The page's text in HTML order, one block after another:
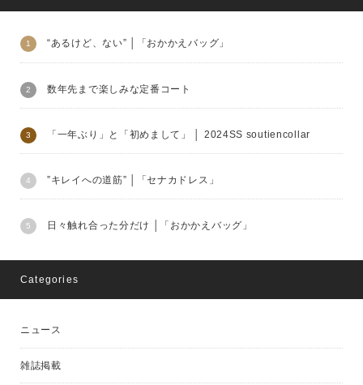
“あるけど、ない” │「おかかえバッグ」
数年先まで楽しみな定番コート
「一年ぶり」と「初めまして」 │ 2024SS soutiencollar
”キレイへの道筋” │「セナカドレス」
日々触れ合った分だけ │「おかかえバッグ」
Categories
ニュース
雑誌掲載